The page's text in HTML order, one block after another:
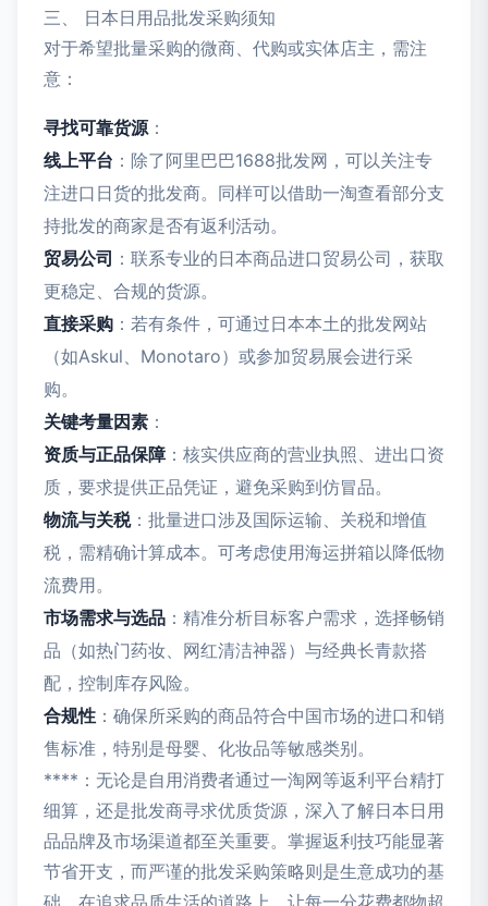
三、 日本日用品批发采购须知
对于希望批量采购的微商、代购或实体店主，需注
意：
寻找可靠货源：
线上平台 ：除了阿里巴巴1688批发网，可以关注专
注进口日货的批发商。同样可以借助一淘查看部分支
持批发的商家是否有返利活动。
贸易公司 ：联系专业的日本商品进口贸易公司，获取
更稳定、合规的货源。
直接采购 ：若有条件，可通过日本本土的批发网站
（如Askul、Monotaro）或参加贸易展会进行采
购。
关键考量因素 ：
资质与正品保障：核实供应商的营业执照、进出口资
质，要求提供正品凭证，避免采购到仿冒品。
物流与关税：批量进口涉及国际运输、关税和增值
税，需精确计算成本。可考虑使用海运拼箱以降低物
流费用。
市场需求与选品 ：精准分析目标客户需求，选择畅销
品（如热门药妆、网红清洁神器）与经典长青款搭
配，控制库存风险。
合规性 ：确保所采购的商品符合中国市场的进口和销
售标准，特别是母婴、化妆品等敏感类别。
****：无论是自用消费者通过一淘网等返利平台精打
细算，还是批发商寻求优质货源，深入了解日本日用
品品牌及市场渠道都至关重要。掌握返利技巧能显著
节省开支，而严谨的批发采购策略则是生意成功的基
础。在追求品质生活的道路上，让每一分花费都物超